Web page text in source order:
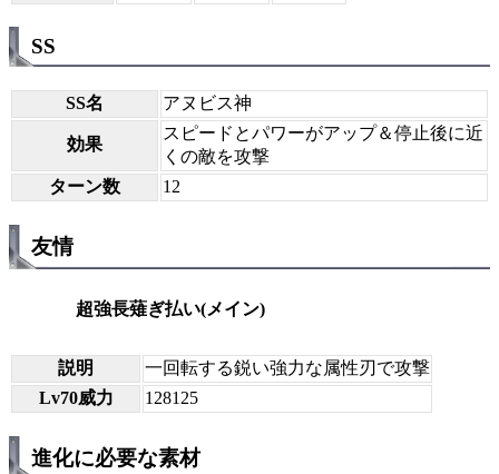
SS
SS名 アヌビス神
効果
スピードとパワーがアップ＆停止後に近
くの敵を攻撃
ターン数
12
友情
超強長薙ぎ払い(メイン)
説明
一回転する鋭い強力な属性刃で攻撃
Lv70威力
128125
進化に必要な素材